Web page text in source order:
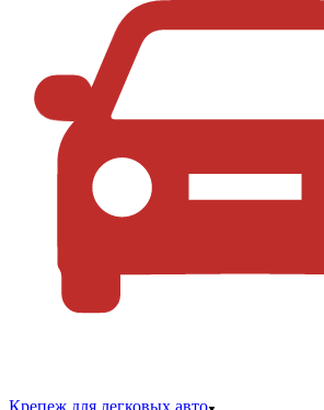
Крепеж для легковых авто